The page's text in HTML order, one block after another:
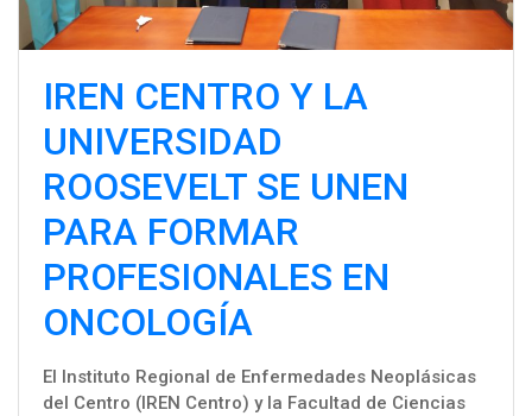
IREN CENTRO Y LA
UNIVERSIDAD
ROOSEVELT SE UNEN
PARA FORMAR
PROFESIONALES EN
ONCOLOGÍA
El Instituto Regional de Enfermedades Neoplásicas
del Centro (IREN Centro) y la Facultad de Ciencias